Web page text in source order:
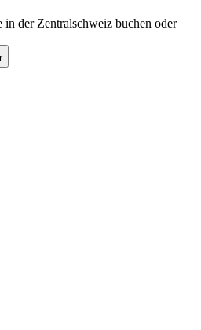
in der Zentralschweiz buchen oder